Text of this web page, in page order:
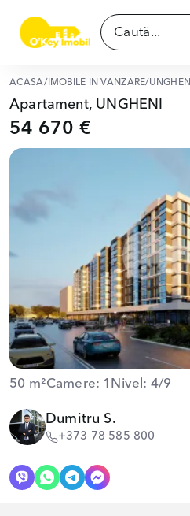
ACASĂ/ IMOBILE ÎN VÂNZARE/UNGHENI
Apartament, UNGHENI
54 670 €
50 m²Camere: 1 Nivel: 4/9
Dumitru S.
+373 78 585 800